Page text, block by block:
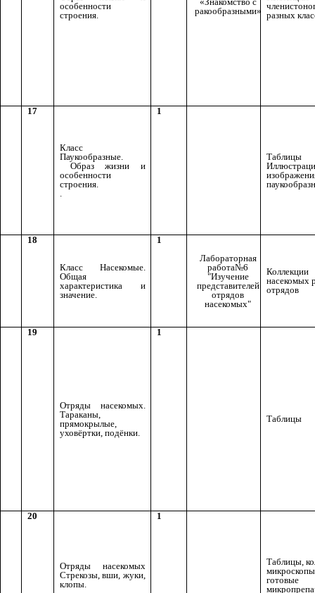
особенности
строения.
ракообразными» разных
17
Класс
Паукообразные.
Образ жизни и
особенности
строения.
.
1
Таблицы
18
Класс Насекомые.
Общая
характеристика и
значение.
1
Лабораторная
работа№6
"Изучение
представителей
отрядов
насекомых"
Коллекции
насекомых
отрядов
19
Отряды насекомых.
Тараканы,
прямокрылые,
уховёртки, подёнки.
1
Таблицы
20
Отряды насекомых
Стрекозы, вши, жуки,
клопы.
1
Таблицы,
готовые